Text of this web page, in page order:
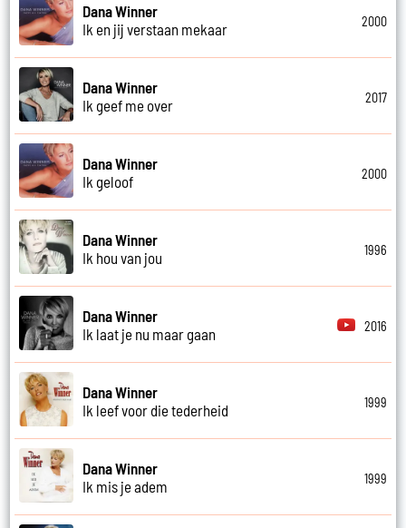
Dana Winner
Ik en jij verstaan mekaar
2000
Dana Winner
Ik geef me over
2017
Dana Winner
Ik geloof
2000
Dana Winner
Ik hou van jou
1996
Dana Winner
Ik laat je nu maar gaan
2016
Dana Winner
Ik leef voor die tederheid
1999
Dana Winner
Ik mis je adem
1999